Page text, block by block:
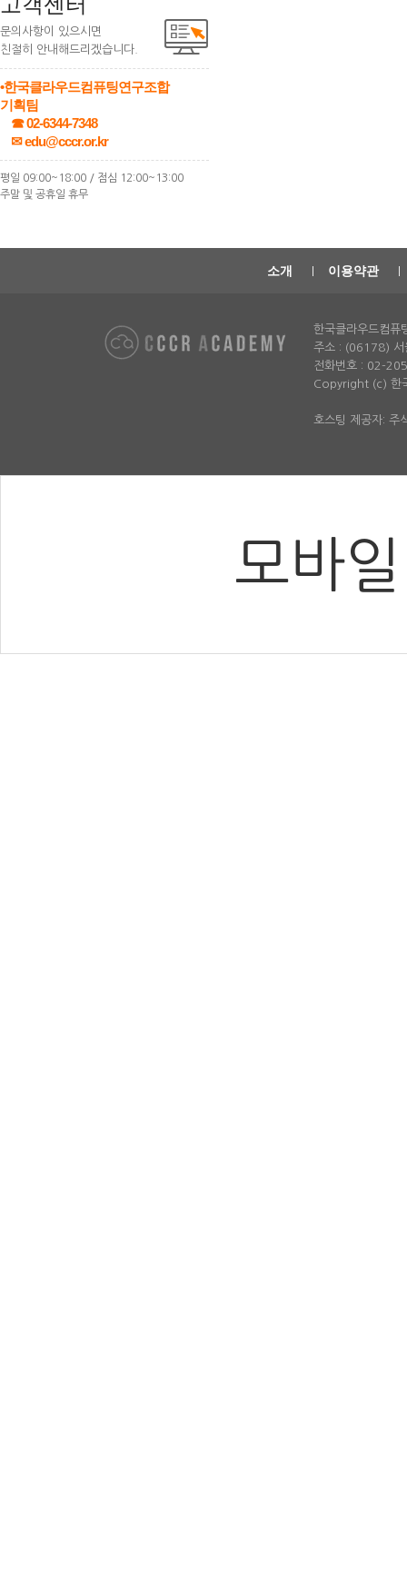
문의사항이 있으시면
친절히 안내해드리겠습니다.
•한국클라우드컴퓨팅연구조합
기획팀
☎ 02-6344-7348
✉ edu@cccr.or.kr
평일 09:00~18:00 / 점심 12:00~13:00
주말 및 공휴일 휴무
소개 이용약관
한국클라우드컴퓨
주소 : (06178) 서
전화번호 : 02-
Copyright (c) 한
호스팅 제공자: 주
모바